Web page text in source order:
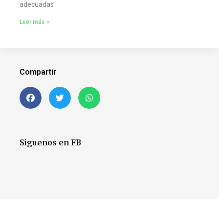
adecuadas
Leer más »
Compartir
Siguenos en FB